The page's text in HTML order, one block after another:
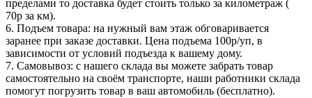
пределами то доставка будет стоить только за километраж (
70р за км).
6. Подъем товара: на нужный вам этаж обговаривается
заранее при заказе доставки. Цена подъема 100р/уп, в
зависимости от условий подъезда к вашему дому.
7. Самовывоз: с нашего склада вы можете забрать товар
самостоятельно на своём транспорте, наши работники склада
помогут погрузить товар в ваш автомобиль (бесплатно).